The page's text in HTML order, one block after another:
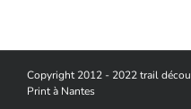
Copyright 2012 - 2022 trail
Print à Nantes